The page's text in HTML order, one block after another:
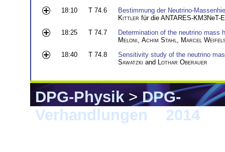
18:10
T 74.6
Bestimmung der Neutrino-
Kittler für die ANTARES-KM3NeT-
18:25
T 74.7
Determination of the neutrino mass
Meloni Achim Stahl
Marcel
18:40
T 74.8
Sensitivity study of the neutrino
Sawatzki and Lothar Oberauer
DPG-Physik>DPG-
Verhandlungen
2014